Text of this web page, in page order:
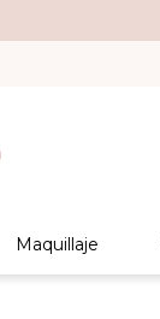
Maquillaje